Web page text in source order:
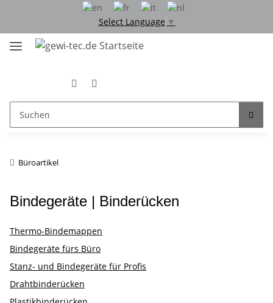
Select Language ▼
Büroartikel
Bindegeräte | Binderücken
Thermo-Bindemappen
Bindegeräte fürs Büro
Stanz- und Bindegeräte für Profis
Drahtbinderücken